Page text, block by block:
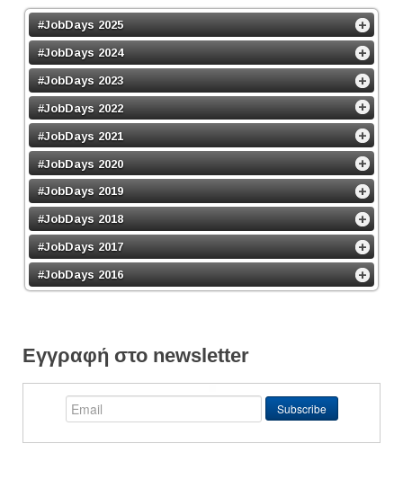
#JobDays 2025
#JobDays 2024
#JobDays 2023
#JobDays 2022
#JobDays 2021
#JobDays 2020
#JobDays 2019
#JobDays 2018
#JobDays 2017
#JobDays 2016
Εγγραφή στο newsletter